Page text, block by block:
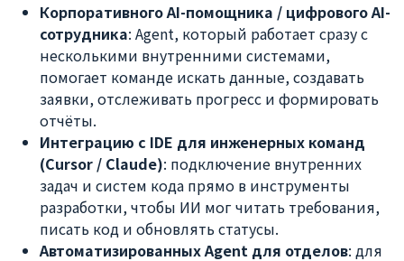
Корпоративного AI-помощника / цифрового AI-
сотрудника: Agent, который работает сразу с
несколькими внутренними системами,
помогает команде искать данные, создавать
заявки, отслеживать прогресс и формировать
отчёты.
Интеграцию с IDE для инженерных команд
(Cursor / Claude): подключение внутренних
задач и систем кода прямо в инструменты
разработки, чтобы ИИ мог читать требования,
писать код и обновлять статусы.
Автоматизированных Agent для отделов: для